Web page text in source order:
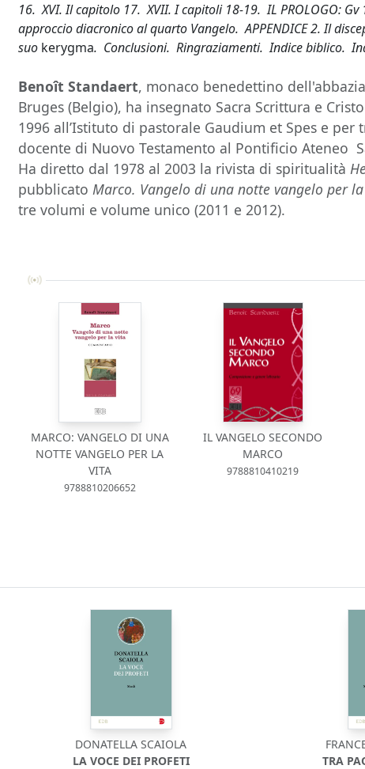
16. XVI. Il capitolo 17. XVII. I capitoli 18-19. IL PROLOGO: Gv
approccio diacronico al quarto Vangelo. APPENDICE 2. Il
suo kerygma. Conclusioni. Ringraziamenti. Indice biblico.
Benoît Standaert, monaco benedettino
Bruges (Belgio), ha insegnato Sacra Scrittura e
1996 all’Istituto di pastorale Gaudium et Spes e per
docente di Nuovo Testamento al Pontificio Ateneo
Ha diretto dal 1978 al 2003 la rivista di spiritualità
pubblicatoMarco. Vangelo di una notte vangelo per
tre volumi e volume unico (2011 e 2012).
MARCO: VANGELO DI UNA
NOTTE VANGELO PER LA
VITA
9788810206652
IL VANGELO SECONDO
MARCO
9788810410219
DONATELLA SCAIOLA
LA VOCE DEI PROFETI
TRA